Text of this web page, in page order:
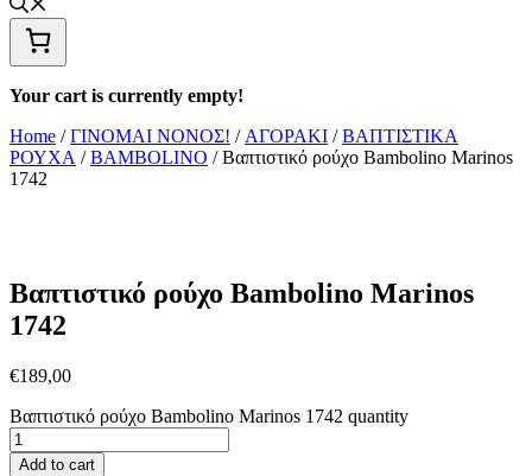
Your cart is currently empty!
Home /ΓΙΝΟΜΑΙ ΝΟΝΟΣ! / ΑΓΟΡΑΚΙ /ΒΑΠΤΙΣΤΙΚΑ
ΡΟΥΧΑ /BAMBOLINO / Βαπτιστικό ρούχο Bambolino Marinos
1742
Βαπτιστικό ρούχο Bambolino Marinos
1742
€189,00
Βαπτιστικό ρούχο Bambolino Marinos 1742 quantity
Add to cart